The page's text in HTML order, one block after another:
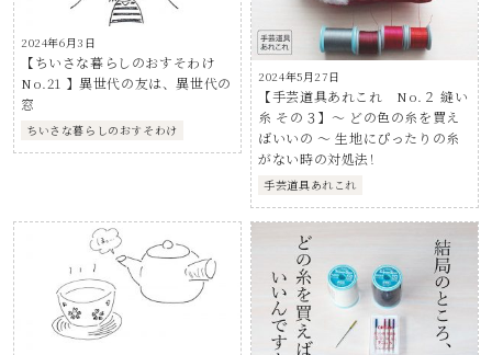
2024年6月3日
【ちいさな暮らしのおすそわけ
No.21 】異世代の友は、異世代の
窓
ちいさな暮らしのおすそわけ
2024年5月27日
【手芸道具あれこれ No.２ 縫い
糸 その３】～ どの色の糸を買え
ばいいの ～ 生地にぴったりの糸
がない時の対処法！
手芸道具あれこれ